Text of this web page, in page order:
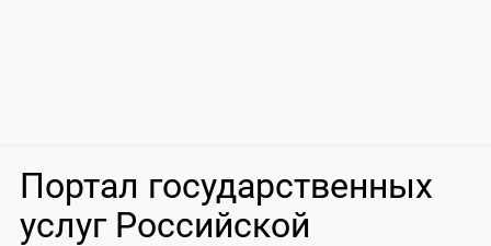
Портал государственных
услуг Российской